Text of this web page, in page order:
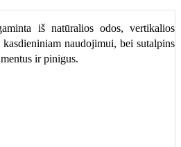
iš natūralios odos, vertikalios
naudojimui, bei sutalpins
ir pinigus.